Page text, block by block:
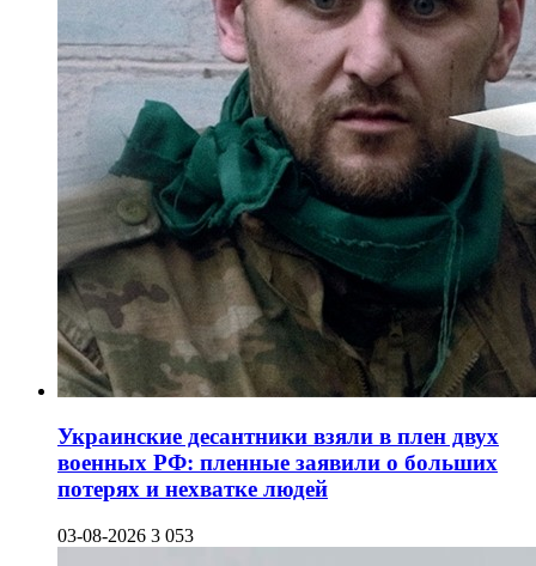
Украинские десантники взяли в плен двух
военных РФ: пленные заявили о больших
потерях и нехватке людей
03-08-2026 3 053